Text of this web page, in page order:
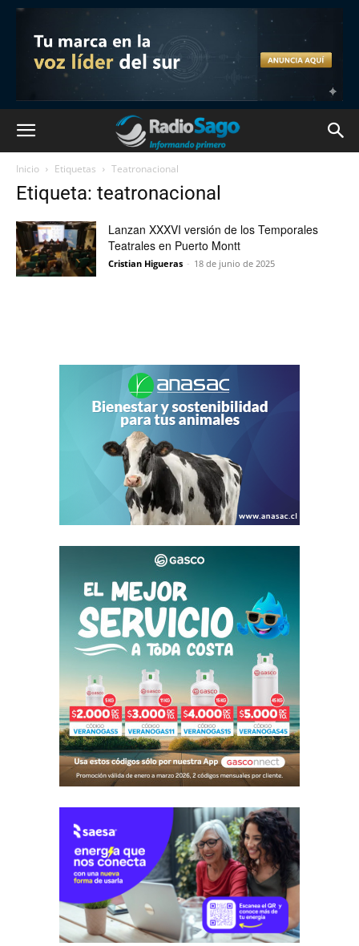
Inicio Etiquetas Teatronacional
Etiqueta: teatronacional
Lanzan XXXVI versión de los Temporales
Teatrales en Puerto Montt
Cristian Higueras - 18 de junio de 2025